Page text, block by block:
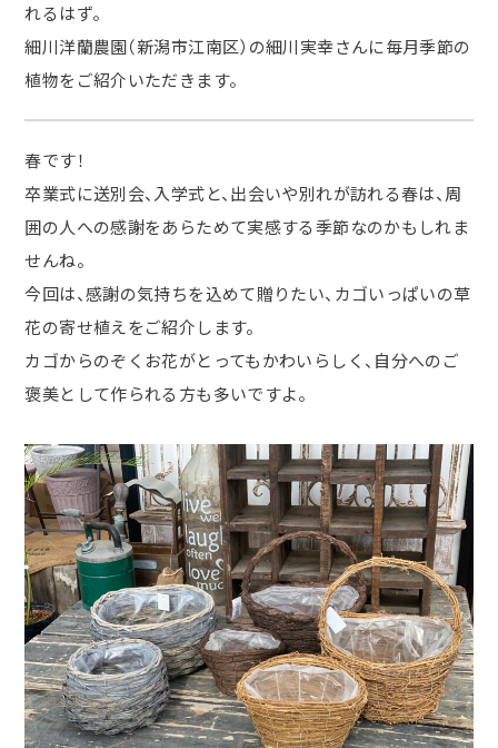
れるはず。
細川洋蘭農園（新潟市江南区）の細川実幸さんに毎月季節の
植物をご紹介いただきます。
春です！
卒業式に送別会、入学式と、出会いや別れが訪れる春は、周
囲の人への感謝をあらためて実感する季節なのかもしれま
せんね。
今回は、感謝の気持ちを込めて贈りたい、カゴいっぱいの草
花の寄せ植えをご紹介します。
カゴからのぞくお花がとってもかわいらしく、自分へのご
褒美として作られる方も多いですよ。